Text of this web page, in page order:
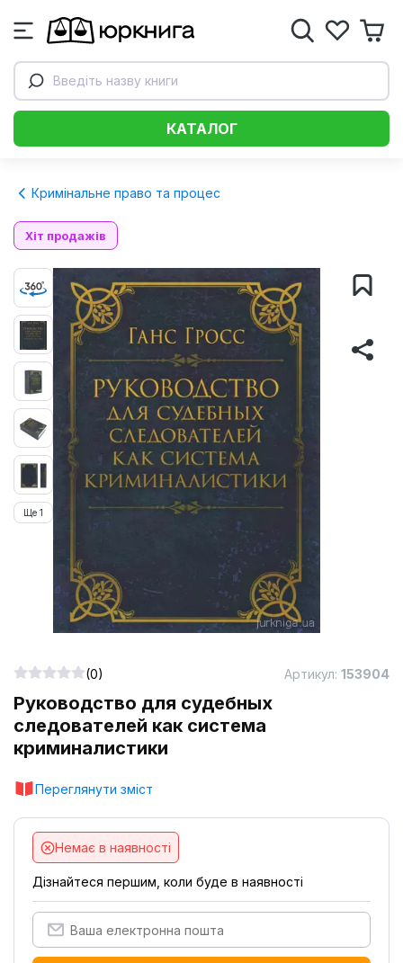
Введіть назву книги
КАТАЛОГ
Кримінальне право та процес
Хіт продажів
Руководство для судебных
следователей как система
криминалистики
Переглянути зміст
(0) Артикул: 153904
Ще 1
Немає в наявності
Дізнайтеся першим, коли буде в наявності